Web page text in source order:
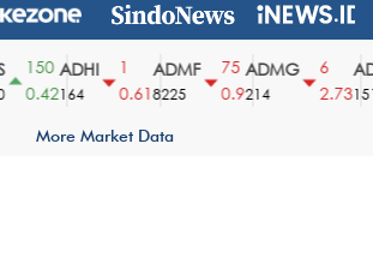
150
0.42
ADHI
164
0.61
ADMF
8225
75
0.9
ADMG
214
2.731510
More Market Data